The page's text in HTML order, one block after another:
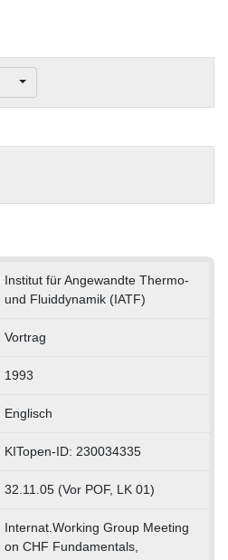
Institut für Angewandte Thermo-
und Fluiddynamik (IATF)
Vortrag
1993
Englisch
KITopen-ID: 230034335
32.11.05 (Vor POF, LK 01)
Internat.Working Group Meeting
on CHF Fundamentals,